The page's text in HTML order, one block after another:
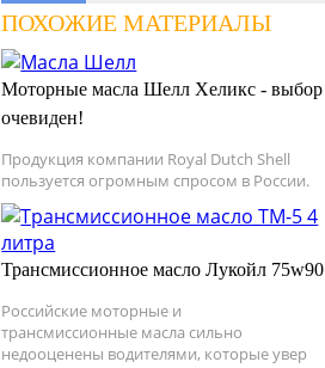
ПОХОЖИЕ МАТЕРИАЛЫ
Моторные масла Шелл Хеликс - выбор
очевиден!
Продукция компании Royal Dutch Shell
пользуется огромным спросом в России.
Трансмиссионное масло Лукойл 75w90
Российские моторные и
трансмиссионные масла сильно
недооценены водителями, которые увер